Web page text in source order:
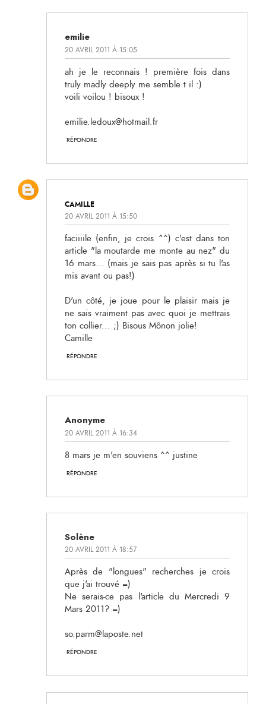
emilie
20 AVRIL 2011 À 15:05
ah je le reconnais ! première fois dans
truly madly deeply me semble t il :)
voili voilou ! bisoux !
emilie.ledoux@hotmail.fr
RÉPONDRE
CAMILLE
20 AVRIL 2011 À 15:50
faciiiile (enfin, je crois ^^) c'est dans ton
article "la moutarde me monte au nez" du
16 mars... (mais je sais pas après si tu l'as
mis avant ou pas!)
D'un côté, je joue pour le plaisir mais je
ne sais vraiment pas avec quoi je mettrais
ton collier... ;) Bisous Mônon jolie!
Camille
RÉPONDRE
Anonyme
20 AVRIL 2011 À 16:34
8 mars je m'en souviens ^^ justine
RÉPONDRE
Solène
20 AVRIL 2011 À 18:57
Après de "longues" recherches je crois
que j'ai trouvé =)
Ne serais-ce pas l'article du Mercredi 9
Mars 2011? =)
so.parm@laposte.net
RÉPONDRE